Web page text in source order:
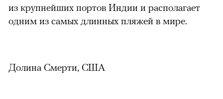
из крупнейших портов Индии и располагает
одним из самых длинных пляжей в мире.
Долина Смерти, США